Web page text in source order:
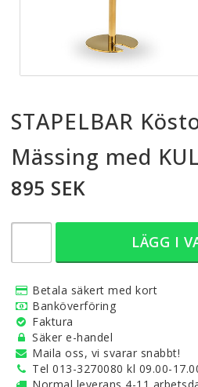
STAPELBAR
Mässing med
895 SEK
LÄGG I
Betala säkert med kort
Banköverföring
Faktura
Säker e-handel
Maila oss, vi svarar snabbt!
Tel 013-3270080 kl 09.00-